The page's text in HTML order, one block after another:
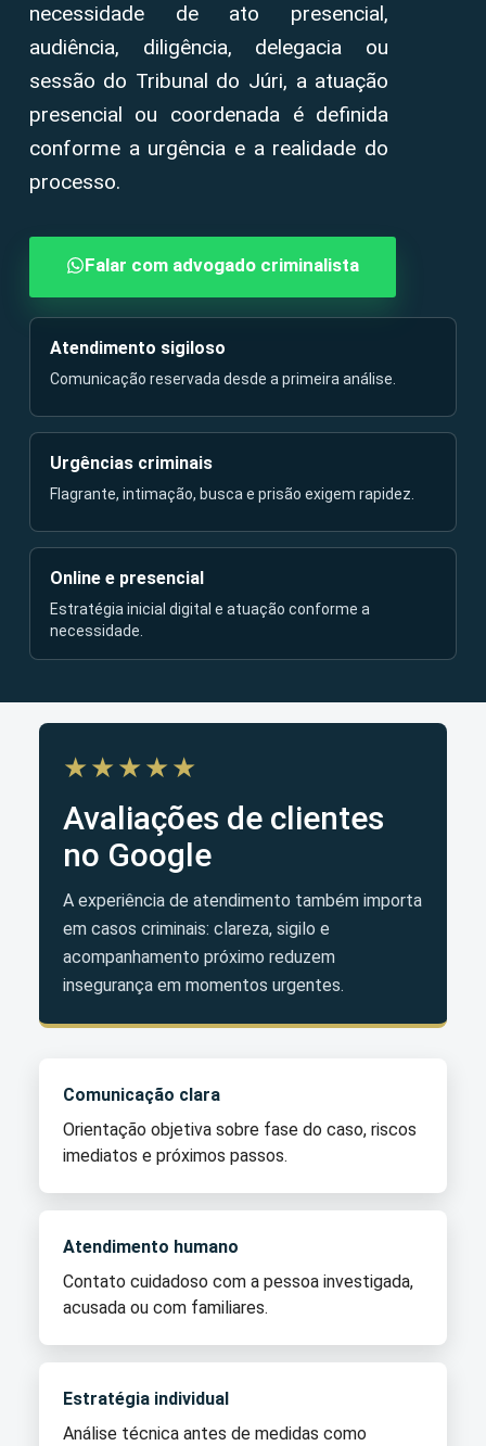
necessidade de ato presencial,
audiência, diligência, delegacia ou
sessão do Tribunal do Júri, a atuação
presencial ou coordenada é definida
conforme a urgência e a realidade do
processo.
Falar com advogado criminalista
Atendimento sigiloso
Comunicação reservada desde a primeira análise.
Urgências criminais
Flagrante, intimação, busca e prisão exigem rapidez.
Online e presencial
Estratégia inicial digital e atuação conforme a
necessidade.
★★★★★
Avaliações de clientes
no Google
A experiência de atendimento também importa
em casos criminais: clareza, sigilo e
acompanhamento próximo reduzem
insegurança em momentos urgentes.
Comunicação clara
Orientação objetiva sobre fase do caso, riscos
imediatos e próximos passos.
Atendimento humano
Contato cuidadoso com a pessoa investigada,
acusada ou com familiares.
Estratégia individual
Análise técnica antes de medidas como